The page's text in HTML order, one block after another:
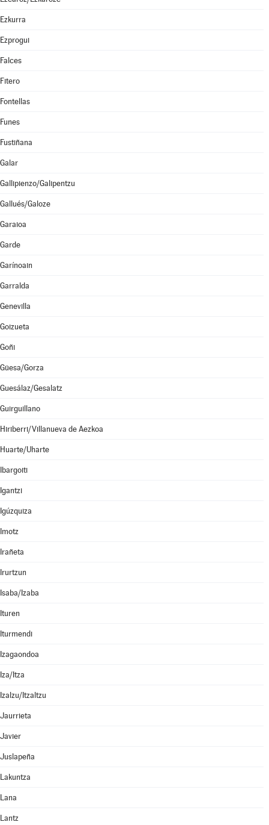
Ezkurra
Ezprogui
Falces
Fitero
Fontellas
Funes
Fustiñana
Galar
Gallipienzo/Galipentzu
Gallués/Galoze
Garaioa
Garde
Garínoain
Garralda
Genevilla
Goizueta
Goñi
Güesa/Gorza
Guesálaz/Gesalatz
Guirguillano
Hiriberri/Villanueva de Aezkoa
Huarte/Uharte
Ibargoiti
Igantzi
Igúzquiza
Imotz
Irañeta
Irurtzun
Isaba/Izaba
Ituren
Iturmendi
Izagaondoa
Iza/Itza
Izalzu/Itzaltzu
Jaurrieta
Javier
Juslapeña
Lakuntza
Lana
Lantz